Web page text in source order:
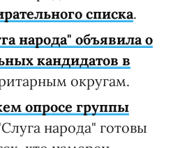
Александровна
Викторович
Андреевич